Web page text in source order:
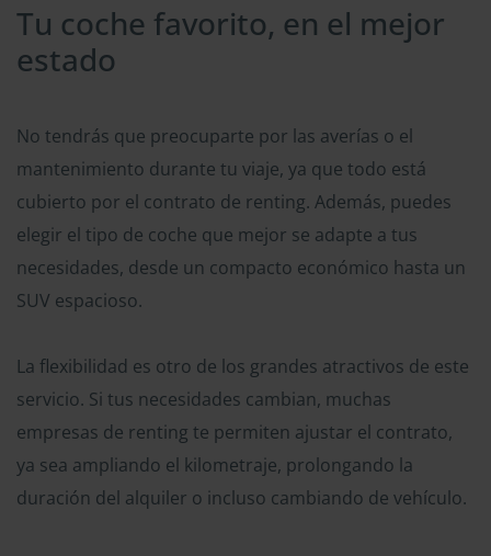
Tu coche favorito, en el mejor
estado
No tendrás que preocuparte por las averías o el
mantenimiento durante tu viaje, ya que todo está
cubierto por el contrato de renting. Además, puedes
elegir el tipo de coche que mejor se adapte a tus
necesidades, desde un compacto económico hasta un
SUV espacioso.
La flexibilidad es otro de los grandes atractivos de este
servicio. Si tus necesidades cambian, muchas
empresas de renting te permiten ajustar el contrato,
ya sea ampliando el kilometraje, prolongando la
duración del alquiler o incluso cambiando de vehículo.